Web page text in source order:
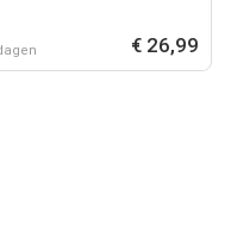
€ 26,99